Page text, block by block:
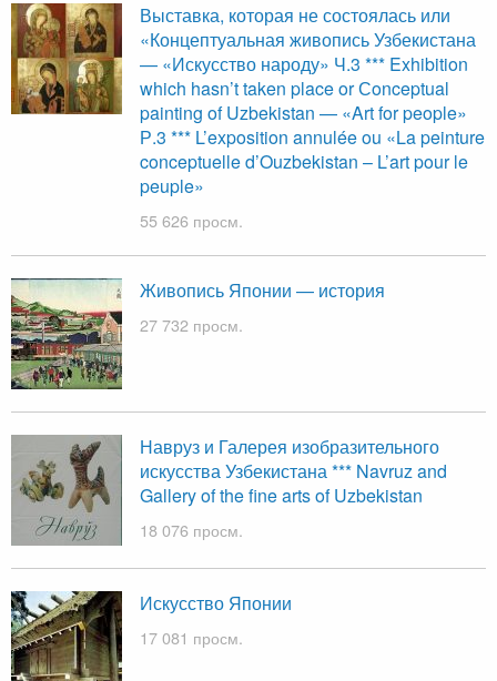
Выставка, которая не состоялась или
«Концептуальная живопись Узбекистана
— «Искусство народу» Ч.3 *** Exhibition
which hasn’t taken place or Сonceptual
painting of Uzbekistan — «Art for people»
Р.3 *** L’exposition annulée ou «La peinture
conceptuelle d’Ouzbekistan – L’art pour le
peuple»
55 626 просм.
Живопись Японии — история
27 732 просм.
Навруз и Галерея изобразительного
искусства Узбекистана *** Navruz and
Gallery of the fine arts of Uzbekistan
18 076 просм.
Искусство Японии
17 081 просм.